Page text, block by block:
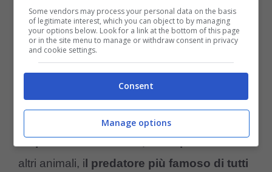
Urina del gatto tra gli odori che il topo odia. (Foto
AdobeStock-Amoreaquattrozampe.it)
I topi come è ben noto, sono prededi tanti
altri animali, i l predatore più famoso di tutti
Some vendors may process your personal data on the basis
of legitimate interest, which you can object to by managing
your options below. Look for a link at the bottom of this page
or in the site menu to manage or withdraw consent in privacy
and cookie settings.
Consent
Manage options